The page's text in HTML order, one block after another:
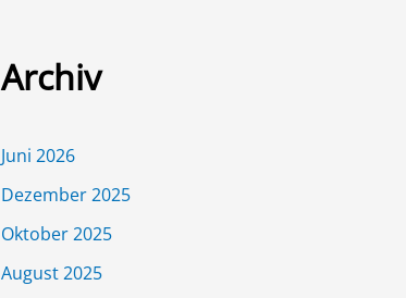
Archiv
Juni 2026
Dezember 2025
Oktober 2025
August 2025